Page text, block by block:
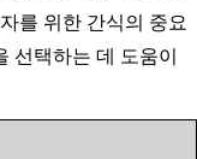
를 위한 간식의 중요
선택하는 데 도움이